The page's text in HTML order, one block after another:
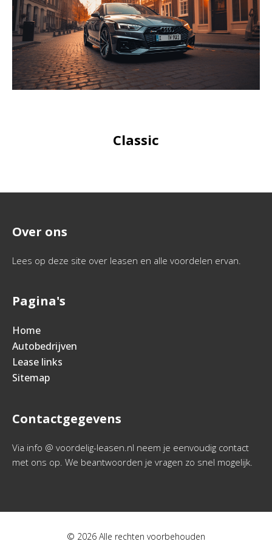
Classic
Over ons
Lees op deze site over leasen en alle voordelen ervan.
Pagina's
Home
Autobedrijven
Lease links
Sitemap
Contactgegevens
Via info @ voordelig-leasen.nl neem je eenvoudig contact
met ons op. We beantwoorden je vragen zo snel mogelijk.
© 2026 Alle rechten voorbehouden